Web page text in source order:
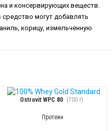
и консервирующих веществ.
могут добавлять
корицу, измельченную
Ostrovit WPC 80 (700 г)
Протеин